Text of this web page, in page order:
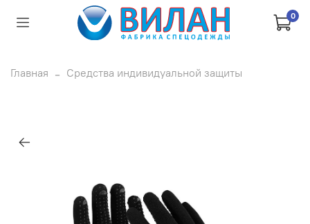
0
Главная Средства индивидуальной защиты